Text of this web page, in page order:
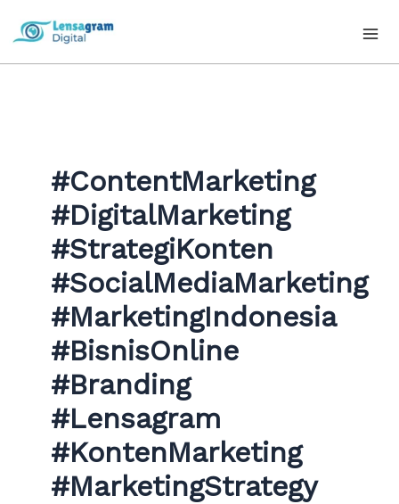
#ContentMarketing
#DigitalMarketing
#StrategiKonten
#SocialMediaMarketing
#MarketingIndonesia
#BisnisOnline
#Branding
#Lensagram
#KontenMarketing
#MarketingStrategy